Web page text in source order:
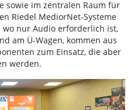
sowie im zentralen Raum für
Riedel MediorNet-Systeme
wo nur Audio erforderlich ist,
am Ü-Wagen, kommen aus
zum Einsatz, die aber
werden.